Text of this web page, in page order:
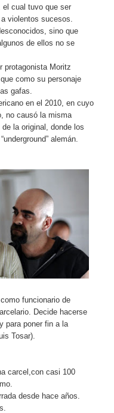
el cual tuvo que ser
violentos sucesos.
sino que
de ellos no se
protagonista Moritz
como su personaje
gafas.
en el 2010, en cuyo
no causó la misma
la original, donde los
alemán.
funcionario de
Decide hacerse
para poner fin a la
Tosar).
carcel,con casi 100
desde hace años.